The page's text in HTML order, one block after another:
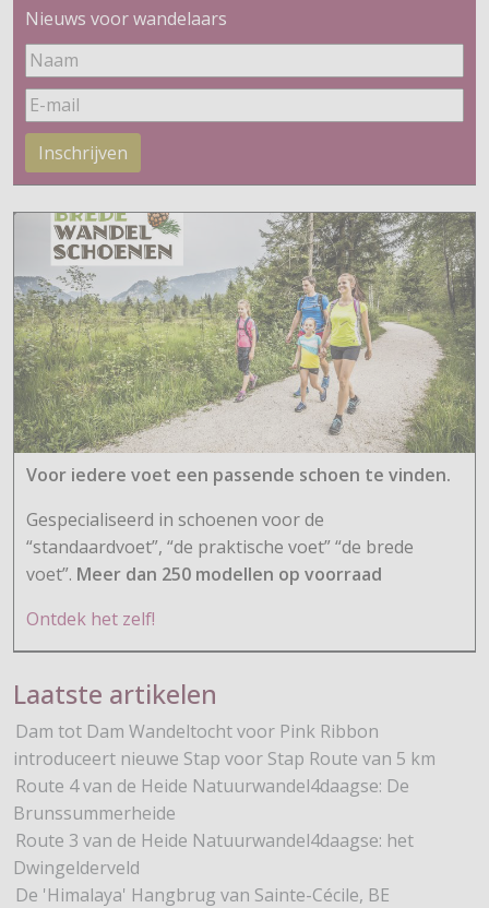
Nieuws voor wandelaars
Inschrijven
Voor iedere voet een passende schoen te vinden.
Gespecialiseerd in schoenen voor de
“standaardvoet”, “de praktische voet” “de brede
voet”. Meer dan 250 modellen op voorraad
Ontdek het zelf!
Laatste artikelen
Dam tot Dam Wandeltocht voor Pink Ribbon
introduceert nieuwe Stap voor Stap Route van 5 km
Route 4 van de Heide Natuurwandel4daagse: De
Brunssummerheide
Route 3 van de Heide Natuurwandel4daagse: het
Dwingelderveld
De 'Himalaya' Hangbrug van Sainte-Cécile, BE